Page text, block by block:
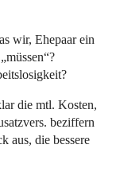
wir, Ehepaar ein
die mtl. Kosten,
beziffern
aus, die bessere